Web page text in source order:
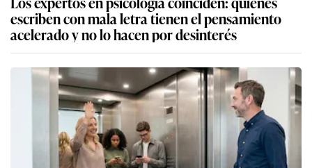
escriben con mala letra tienen el pensamiento
acelerado y no lo hacen por desinterés